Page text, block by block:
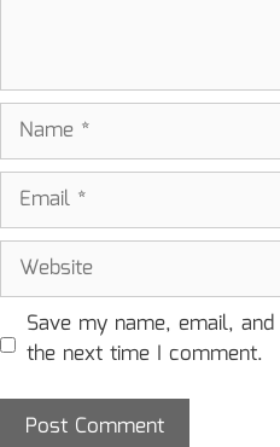
Name
Email
Website
Save my name, email,
the next time I comment.